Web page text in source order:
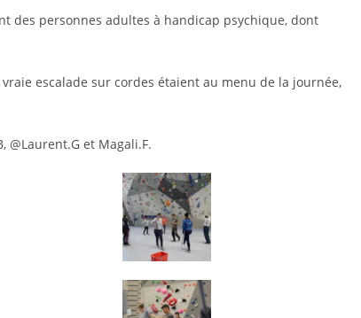
des personnes adultes à handicap psychique, dont
escalade sur cordes étaient au menu de la journée,
@Laurent.G et Magali.F.